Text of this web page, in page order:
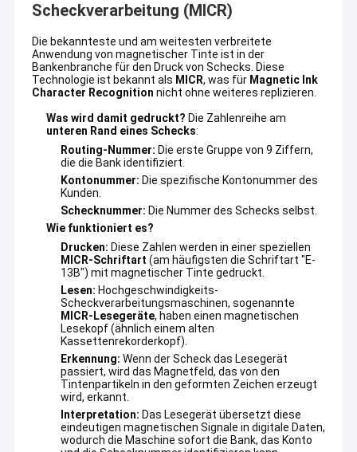
Scheckverarbeitung (MICR)
Die bekannteste und am weitesten verbreitete
Anwendung von magnetischer Tinte ist in der
Bankenbranche für den Druck von Schecks. Diese
Technologie ist bekannt als MICR, was für Magnetic Ink
Character Recognition nicht ohne weiteres replizieren.
Was wird damit gedruckt? Die Zahlenreihe am
unteren Rand eines Schecks:
Routing-Nummer: Die erste Gruppe von 9 Ziffern,
die die Bank identifiziert.
Kontonummer: Die spezifische Kontonummer des
Kunden.
Schecknummer: Die Nummer des Schecks selbst.
Wie funktioniert es?
Drucken: Diese Zahlen werden in einer speziellen
MICR-Schriftart (am häufigsten die Schriftart "E-
13B") mit magnetischer Tinte gedruckt.
Lesen: Hochgeschwindigkeits-
Scheckverarbeitungsmaschinen, sogenannte
MICR-Lesegeräte, haben einen magnetischen
Lesekopf (ähnlich einem alten
Kassettenrekorderkopf).
Erkennung: Wenn der Scheck das Lesegerät
passiert, wird das Magnetfeld, das von den
Tintenpartikeln in den geformten Zeichen erzeugt
wird, erkannt.
Interpretation: Das Lesegerät übersetzt diese
eindeutigen magnetischen Signale in digitale Daten,
wodurch die Maschine sofort die Bank, das Konto